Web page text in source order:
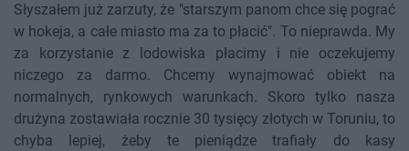
Słyszałem już zarzuty, że "starszym panom chce się pograć
w hokeja, a całe miasto ma za to płacić". To nieprawda. My
za korzystanie z lodowiska płacimy i nie oczekujemy
niczego za darmo. Chcemy wynajmować obiekt na
normalnych, rynkowych warunkach. Skoro tylko nasza
drużyna zostawiała rocznie 30 tysięcy złotych w Toruniu, to
chyba lepiej, żeby te pieniądze trafiały do kasy